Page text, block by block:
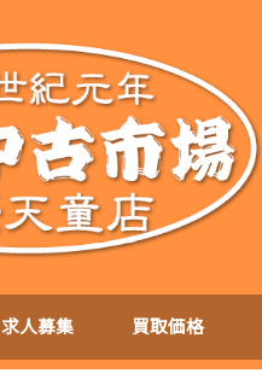
求人募集 買取価格